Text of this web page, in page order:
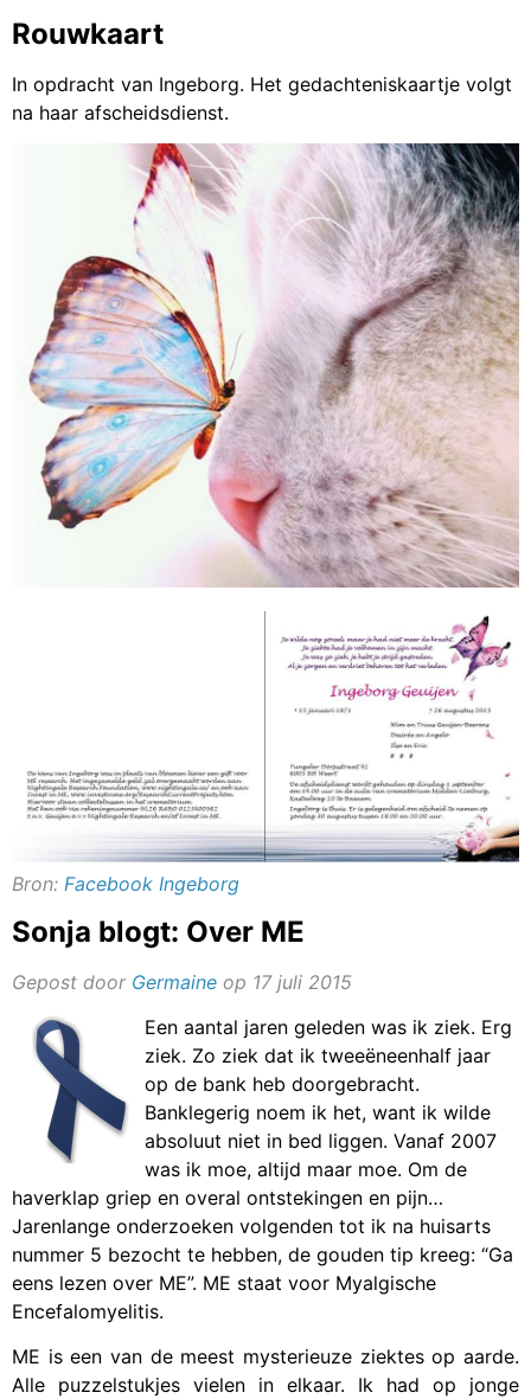
Rouwkaart
In opdracht van Ingeborg. Het gedachteniskaartje volgt
na haar afscheidsdienst.
Bron: Facebook Ingeborg
Sonja blogt: Over ME
Gepost door Germaine op 17 juli 2015
Een aantal jaren geleden was ik ziek. Erg
ziek. Zo ziek dat ik tweeëneenhalf jaar
op de bank heb doorgebracht.
Banklegerig noem ik het, want ik wilde
absoluut niet in bed liggen. Vanaf 2007
was ik moe, altijd maar moe. Om de
haverklap griep en overal ontstekingen en pijn…
Jarenlange onderzoeken volgenden tot ik na huisarts
nummer 5 bezocht te hebben, de gouden tip kreeg: “Ga
eens lezen over ME”. ME staat voor Myalgische
Encefalomyelitis.
ME is een van de meest mysterieuze ziektes op aarde.
Alle puzzelstukjes vielen in elkaar. Ik had op jonge